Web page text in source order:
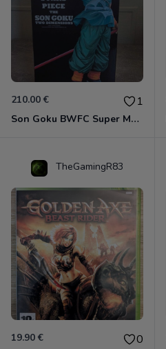
210.00 € 1
Son Goku BWFC Super Master Stars
TheGamingR83
19.90 € 0